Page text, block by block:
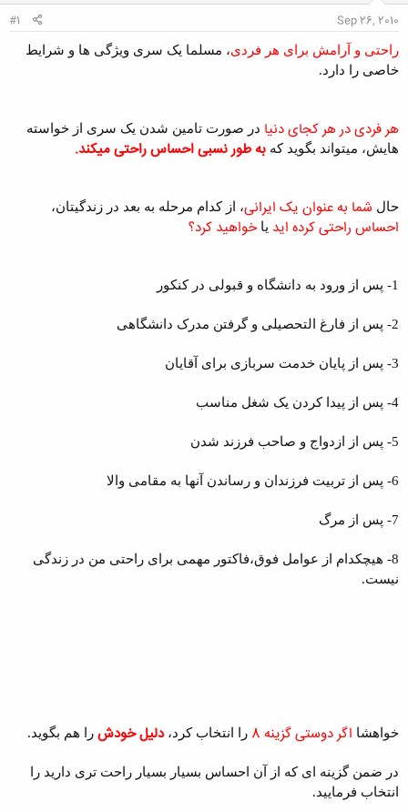
Sep 26, 2010
#1
راحتی و آرامش برای هر فردی، مسلما یک سری ویژگی ها و شرایط
خاصی را دارد.
هر فردیدر هر کجای دنیا در صورت تامین شدن یک سری از خواسته
هایش، میتواند بگوید که به طور نسبی احساس راحتی میکند.
حال شما به عنوان یک ایرانی، از کدام مرحله به بعد در زندگیتان،
احساس راحتی کرده اید یا خواهید کرد؟
1- پس از ورود به دانشگاه و قبولی در کنکور
2- پس از فارغ التحصیلی و گرفتن مدرک دانشگاهی
3- پس از پایان خدمت سربازی برای آقایان
4- پس از پیدا کردن یک شغل مناسب
5- پس از ازدواج و صاحب فرزند شدن
6- پس از تربیت فرزندان و رساندن آنها به مقامی والا
7- پس از مرگ
8- هیچکدام از عوامل فوق،فاکتور مهمی برای راحتی من در زندگی
نیست.
خواهشا اگر دوستی گزینه 8 را انتخاب کرد،دلیل خودش را هم بگوید.
در ضمن گزینه ای که از آن احساس بسیار بسیار راحت تری دارید را
انتخاب فرمایید.